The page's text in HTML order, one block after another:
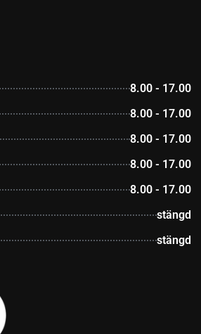
8.00 - 17.00
8.00 - 17.00
8.00 - 17.00
8.00 - 17.00
8.00 - 17.00
stängd
stängd